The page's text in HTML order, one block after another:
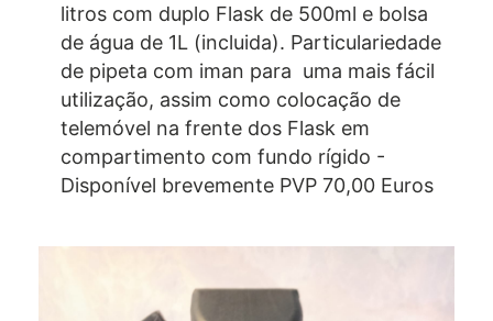
litros com duplo Flask de 500ml e bolsa
de água de 1L (incluida). Particulariedade
de pipeta com iman para uma mais fácil
utilização, assim como colocação de
telemóvel na frente dos Flask em
compartimento com fundo rígido -
Disponível brevemente PVP 70,00 Euros